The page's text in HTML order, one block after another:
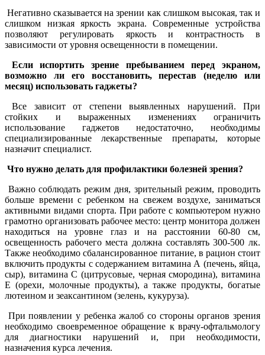
Негативно сказывается на зрении как слишком высокая, так и
слишком низкая яркость экрана. Современные устройства
позволяют регулировать яркость и контрастность в
зависимости от уровня освещенности в помещении.
Если испортить зрение пребыванием перед экраном,
возможно ли его восстановить, перестав (неделю или
месяц) использовать гаджеты?
Все зависит от степени выявленных нарушений. При
стойких и выраженных изменениях ограничить
использование гаджетов недостаточно, необходимы
специализированные лекарственные препараты, которые
назначит специалист.
Что нужно делать для профилактики болезней зрения?
Важно соблюдать режим дня, зрительный режим, проводить
больше времени с ребенком на свежем воздухе, заниматься
активными видами спорта. При работе с компьютером нужно
грамотно организовать рабочее место: центр монитора должен
находиться на уровне глаз и на расстоянии 60-80 см,
освещенность рабочего места должна составлять 300-500 лк.
Также необходимо сбалансированное питание, в рацион стоит
включить продукты с содержанием витамина А (печень, яйца,
сыр), витамина С (цитрусовые, черная смородина), витамина
Е (орехи, молочные продукты), а также продукты, богатые
лютеином и зеаксантином (зелень, кукуруза).
При появлении у ребенка жалоб со стороны органов зрения
необходимо своевременное обращение к врачу-офтальмологу
для диагностики нарушений и, при необходимости,
назначения курса лечения.